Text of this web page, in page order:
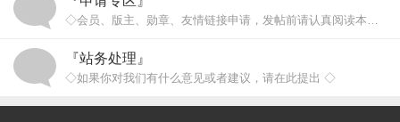
◇会员、版主、勋章、友情链接申请，发帖前请认真阅读本版规则！◇
『站务处理』
◇如果你对我们有什么意见或者建议，请在此提出 ◇